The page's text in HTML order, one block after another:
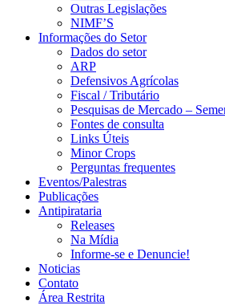
Outras Legislações
NIMF’S
Informações do Setor
Dados do setor
ARP
Defensivos Agrícolas
Fiscal / Tributário
Pesquisas de Mercado –
Fontes de consulta
Links Úteis
Minor Crops
Perguntas frequentes
Eventos/Palestras
Publicações
Antipirataria
Releases
Na Mídia
Informe-se e Denuncie!
Noticias
Contato
Área Restrita